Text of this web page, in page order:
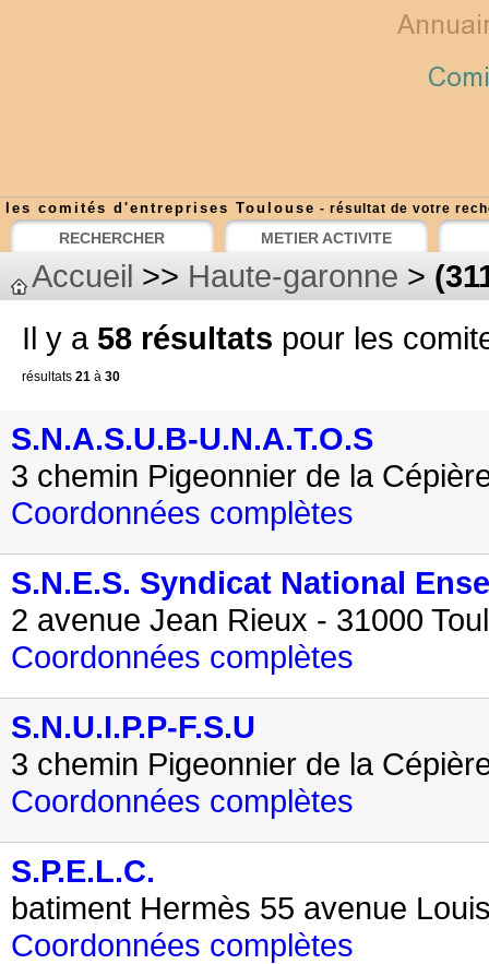
les comités d'entreprises Toulouse - résultat de votre
RECHERCHER METIER ACTIVITE
Accueil >> Haute-garonne >
Il y a 58 résultats pour les
résultats 21 à 30
S.N.A.S.U.B-U.N.A.T.O.S
3 chemin Pigeonnier de la
Coordonnées complètes
S.N.E.S. Syndicat National
2 avenue Jean Rieux - 31000
Coordonnées complètes
S.N.U.I.P.P-F.S.U
3 chemin Pigeonnier de la
Coordonnées complètes
S.P.E.L.C.
batiment Hermès 55 avenue
Coordonnées complètes